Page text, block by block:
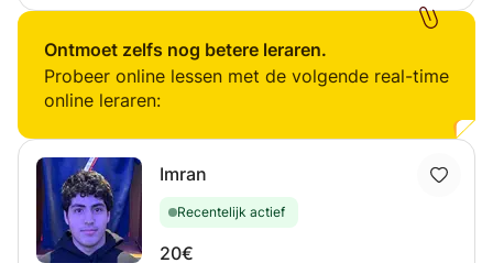
bijles te geven aan kinderen die hierbij extra steun kunnen
gebruiken. Ook geef ik bijles rekenen en bied ik
huiswerkhulp aan.
Ontmoet zelfs nog betere leraren.
Probeer online lessen met de volgende real-time
online leraren:
Imran
Recentelijk actief
20€